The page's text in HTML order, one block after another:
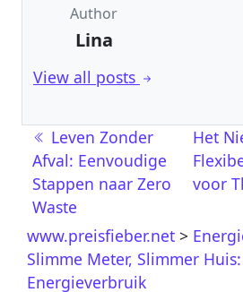
Author
Lina
View all posts
Berichtnavigatie
Leven Zonder
Afval: Eenvoudige
Stappen naar Zero
Waste
Het
voor
www.preisfieber.net >
Slimme Meter, Slimmer
Energieverbruik